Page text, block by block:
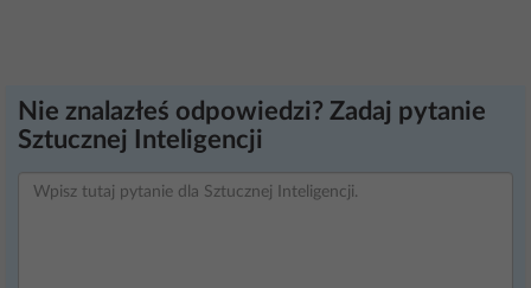
Nie znalazłeś odpowiedzi? Zadaj pytanie
Sztucznej Inteligencji